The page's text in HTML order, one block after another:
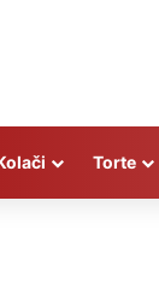
Torte